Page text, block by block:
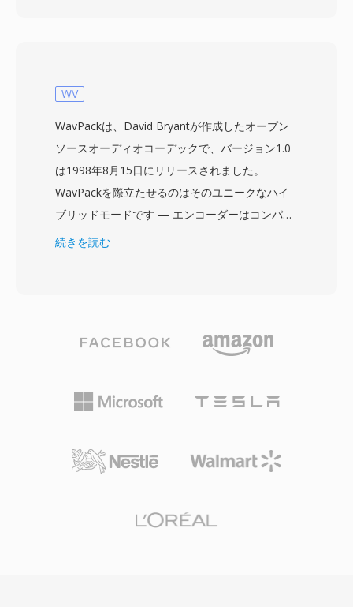
で、事実上あらゆるコーデックで圧縮された映像
2000年代にかけてパーソナルコンピュータ全体
での幅広い普及に貢献しました。注目すべき特徴
として、シンプルな内部構造により、より複雑な
現代のコンテナと比較してバイナリレベルでの編
集や処理が比較的容易です。AVIは複数のオーデ
ィオストリームもサポートしており、単一ファイ
幕フォーマットのネイティブサポートがないなど
の制限がありました。OpenDML拡張 (AVI 2.0)
になり、サイズ制限が解消されました。数十年の
れたマルチメディアフォーマットの一つであり、
すべての主要オペレーティングシステムのメディ
WV
WavPackは、David Bryantが作成したオープン
ソースオーディオコーデックで、バージョン1.0
は1998年8月15日にリリースされました。
WavPackを際立たせるのはそのユニークなハイ
ブリッドモードです — エンコーダーはコンパク
トな非可逆ファイルと、組み合わせると元の
方を保持します。コーデックは8ビットから32ビ
ディオを処理し、サンプルレートは最大768 kHz
まで対応 — DSDコンテンツにも十分な仕様で、
純粋なロスレスモードでの圧縮率は通常元のサイ
ージョンでのマルチコアエンコーディングによ
続きを読む